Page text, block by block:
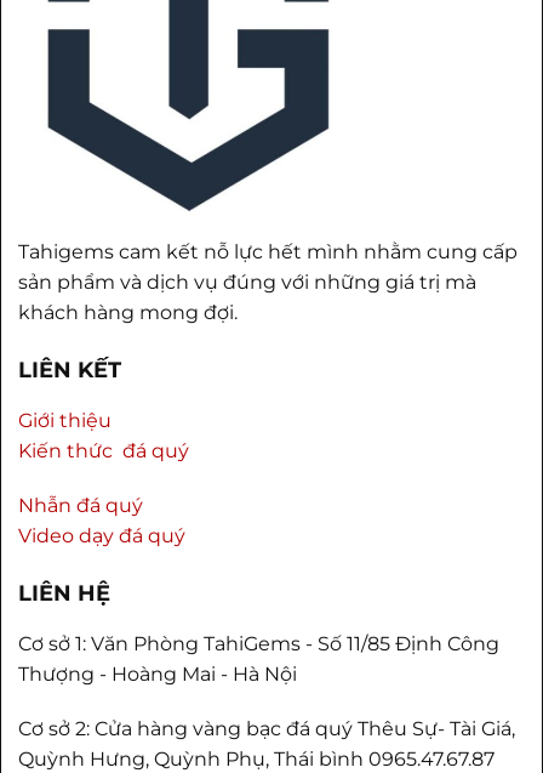
Tahigems cam kết nỗ lực hết mình nhằm cung cấp
sản phẩm và dịch vụ đúng với những giá trị mà
khách hàng mong đợi.
LIÊN KẾT
Giới thiệu
Kiến thức đá quý
Nhẫn đá quý
Video dạy đá quý
LIÊN HỆ
Cơ sở 1: Văn Phòng TahiGems - Số 11/85 Định Công
Thượng - Hoàng Mai - Hà Nội
Cơ sở 2: Cửa hàng vàng bạc đá quý Thêu Sự- Tài Giá,
Quỳnh Hưng, Quỳnh Phụ, Thái bình 0965.47.67.87